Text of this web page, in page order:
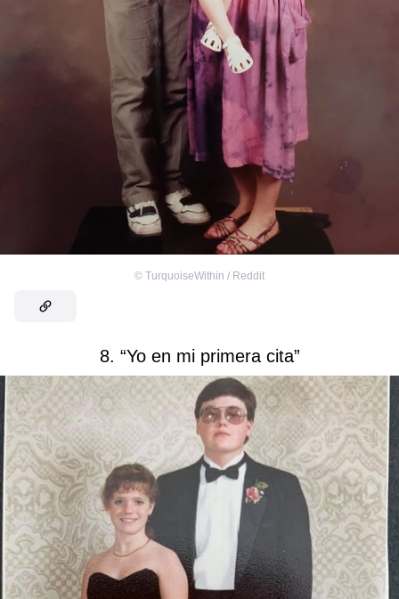
© TurquoiseWithin / Reddit
8. “Yo en mi primera cita”